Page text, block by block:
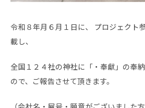
令和８年月６月１日に、 プロジェクト
載し、
全国１２４社の神社に「・奉獻」の奉
ので、ご報告させて頂きます。